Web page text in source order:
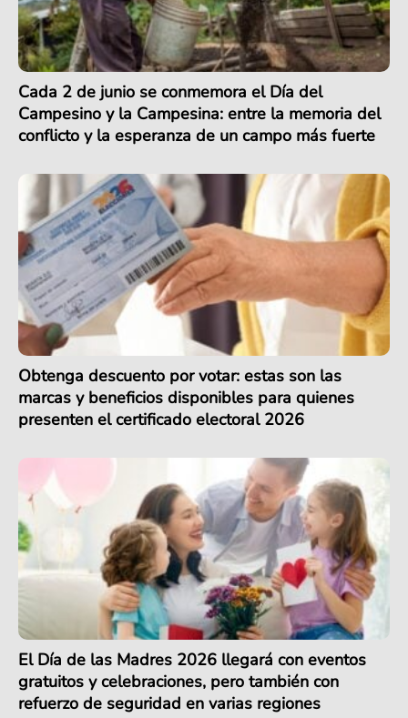
Cada 2 de junio se conmemora el Día del
Campesino y la Campesina: entre la memoria del
conflicto y la esperanza de un campo más fuerte
Obtenga descuento por votar: estas son las
marcas y beneficios disponibles para quienes
presenten el certificado electoral 2026
El Día de las Madres 2026 llegará con eventos
gratuitos y celebraciones, pero también con
refuerzo de seguridad en varias regiones